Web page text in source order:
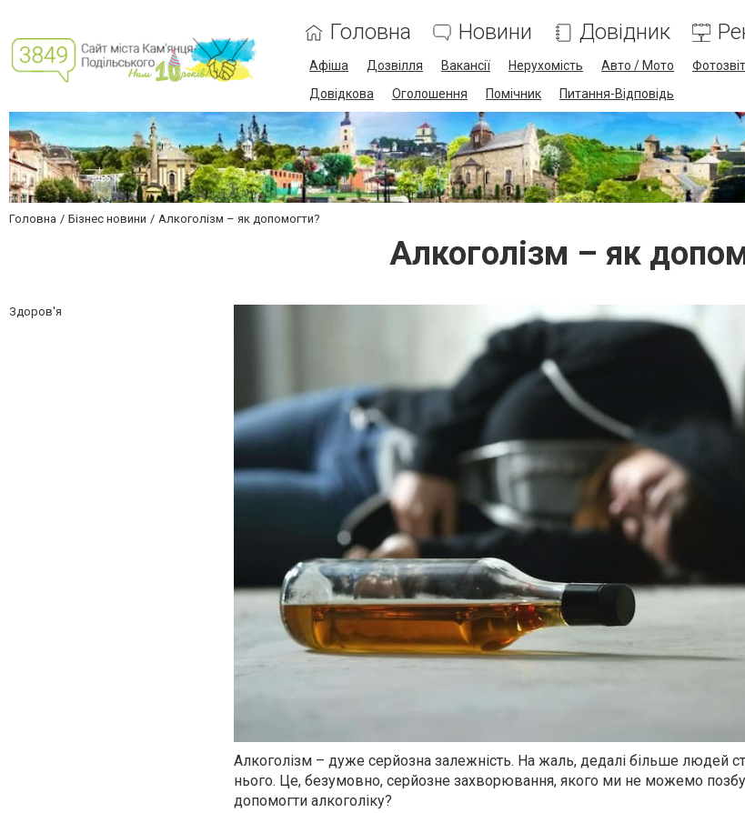
Головна Новини Довідник
Афіша Дозвілля Вакансії Нерухомість Авто / Мото
Довідкова
Оголошення Помічник Питання-Відповідь
Головна Бізнес новини Алкоголізм – як допомогти?
Алкоголізм – як
Здоров'я
Алкоголізм – дуже серйозна залежність. На жаль, дедалі більше людей
нього. Це, безумовно, серйозне захворювання, якого ми не можемо
допомогти алкоголіку?